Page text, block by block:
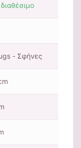
- Σφήνες